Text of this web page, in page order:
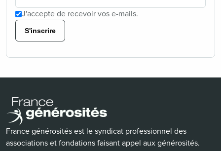
J'accepte de recevoir vos e-mails.
S'inscrire
France générosités est le syndicat professionnel des
associations et fondations faisant appel aux générosités.